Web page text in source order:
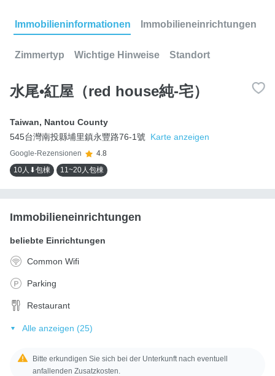
Immobilieninformationen Immobilieneinrichtungen
Zimmertyp Wichtige Hinweise Standort
水尾•紅屋（red house純-宅）
Taiwan, Nantou County
545台灣南投縣埔里鎮永豐路76-1號
Karte anzeigen
Google-Rezensionen
4.8
10人⬇包棟
11~20人包棟
Immobilieneinrichtungen
beliebte Einrichtungen
Common Wifi
Parking
Restaurant
Alle anzeigen (25)
Bitte erkundigen Sie sich bei der Unterkunft nach eventuell
anfallenden Zusatzkosten.